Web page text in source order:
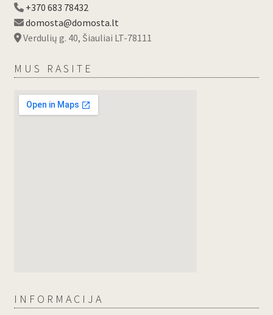
+370 683 78432
domosta@domosta.lt
Verdulių g. 40, Šiauliai LT-78111
MUS RASITE
INFORMACIJA